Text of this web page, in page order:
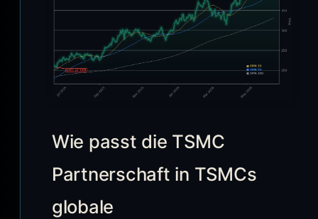
Wie passt die TSMC
Partnerschaft in TSMCs
globale